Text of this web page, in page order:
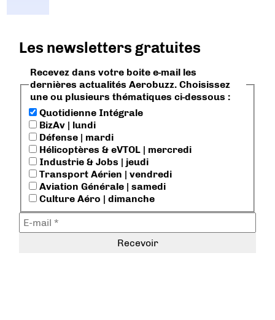
Les newsletters gratuites
Recevez dans votre boite e-mail les
dernières actualités Aerobuzz. Choisissez
une ou plusieurs thématiques ci-dessous :
Quotidienne Intégrale
BizAv | lundi
Défense | mardi
Hélicoptères & eVTOL | mercredi
Industrie & Jobs | jeudi
Transport Aérien | vendredi
Aviation Générale | samedi
Culture Aéro | dimanche